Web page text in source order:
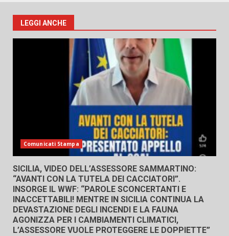
LEGGI ANCHE
Comunicati Stampa
SICILIA, VIDEO DELL’ASSESSORE SAMMARTINO:
“AVANTI CON LA TUTELA DEI CACCIATORI”.
INSORGE IL WWF: “PAROLE SCONCERTANTI E
INACCETTABILI! MENTRE IN SICILIA CONTINUA LA
DEVASTAZIONE DEGLI INCENDI E LA FAUNA
AGONIZZA PER I CAMBIAMENTI CLIMATICI,
L’ASSESSORE VUOLE PROTEGGERE LE DOPPIETTE”